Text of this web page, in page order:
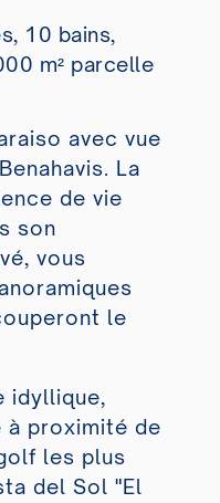
10 bains,
m² parcelle
avec vue
La
de vie
son
vous
le
idyllique,
proximité de
les plus
del Sol "El